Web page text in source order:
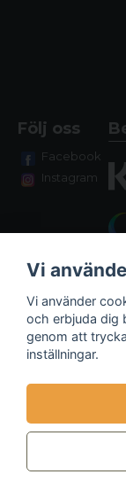
Följ oss
Facebook
Instagram
Vi
Vi använder
och erbjuda dig
genom att
inställningar.